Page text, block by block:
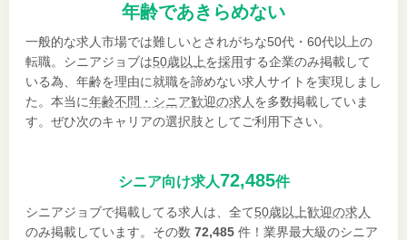
年齢であきらめない
一般的な求人市場では難しいとされがちな50代・60代以上の
転職。シニアジョブは50歳以上を採用する企業のみ掲載して
いる為、年齢を理由に就職を諦めない求人サイトを実現しまし
た。本当に年齢不問・シニア歓迎の求人 を多数掲載していま
す。ぜひ次のキャリアの選択肢としてご利用下さい。
シニア向け求人72,485件
シニアジョブで掲載してる求人は、全て50歳以上歓迎の求人
のみ掲載しています。その数 72,485 件！業界最大級のシニア